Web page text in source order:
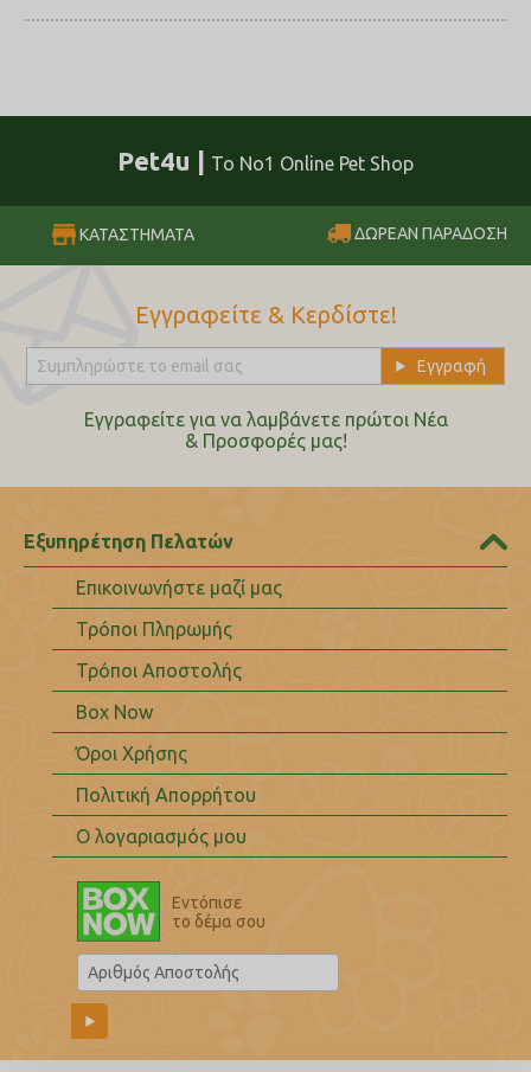
Pet4u | Το No1 Online Pet Shop
ΚΑΤΑΣΤΗΜΑΤΑ ΔΩΡΕΑΝ ΠΑΡΑΔΟΣΗ
Εγγραφείτε & Κερδίστε!
Εγγραφείτε για να λαμβάνετε πρώτοι Nέα
& Προσφορές μας!
Εξυπηρέτηση Πελατών
Επικοινωνήστε μαζί μας
Τρόποι Πληρωμής
Τρόποι Αποστολής
Box Now
Όροι Χρήσης
Πολιτική Απορρήτου
Ο λογαριασμός μου
Εντόπισε
το δέμα σου